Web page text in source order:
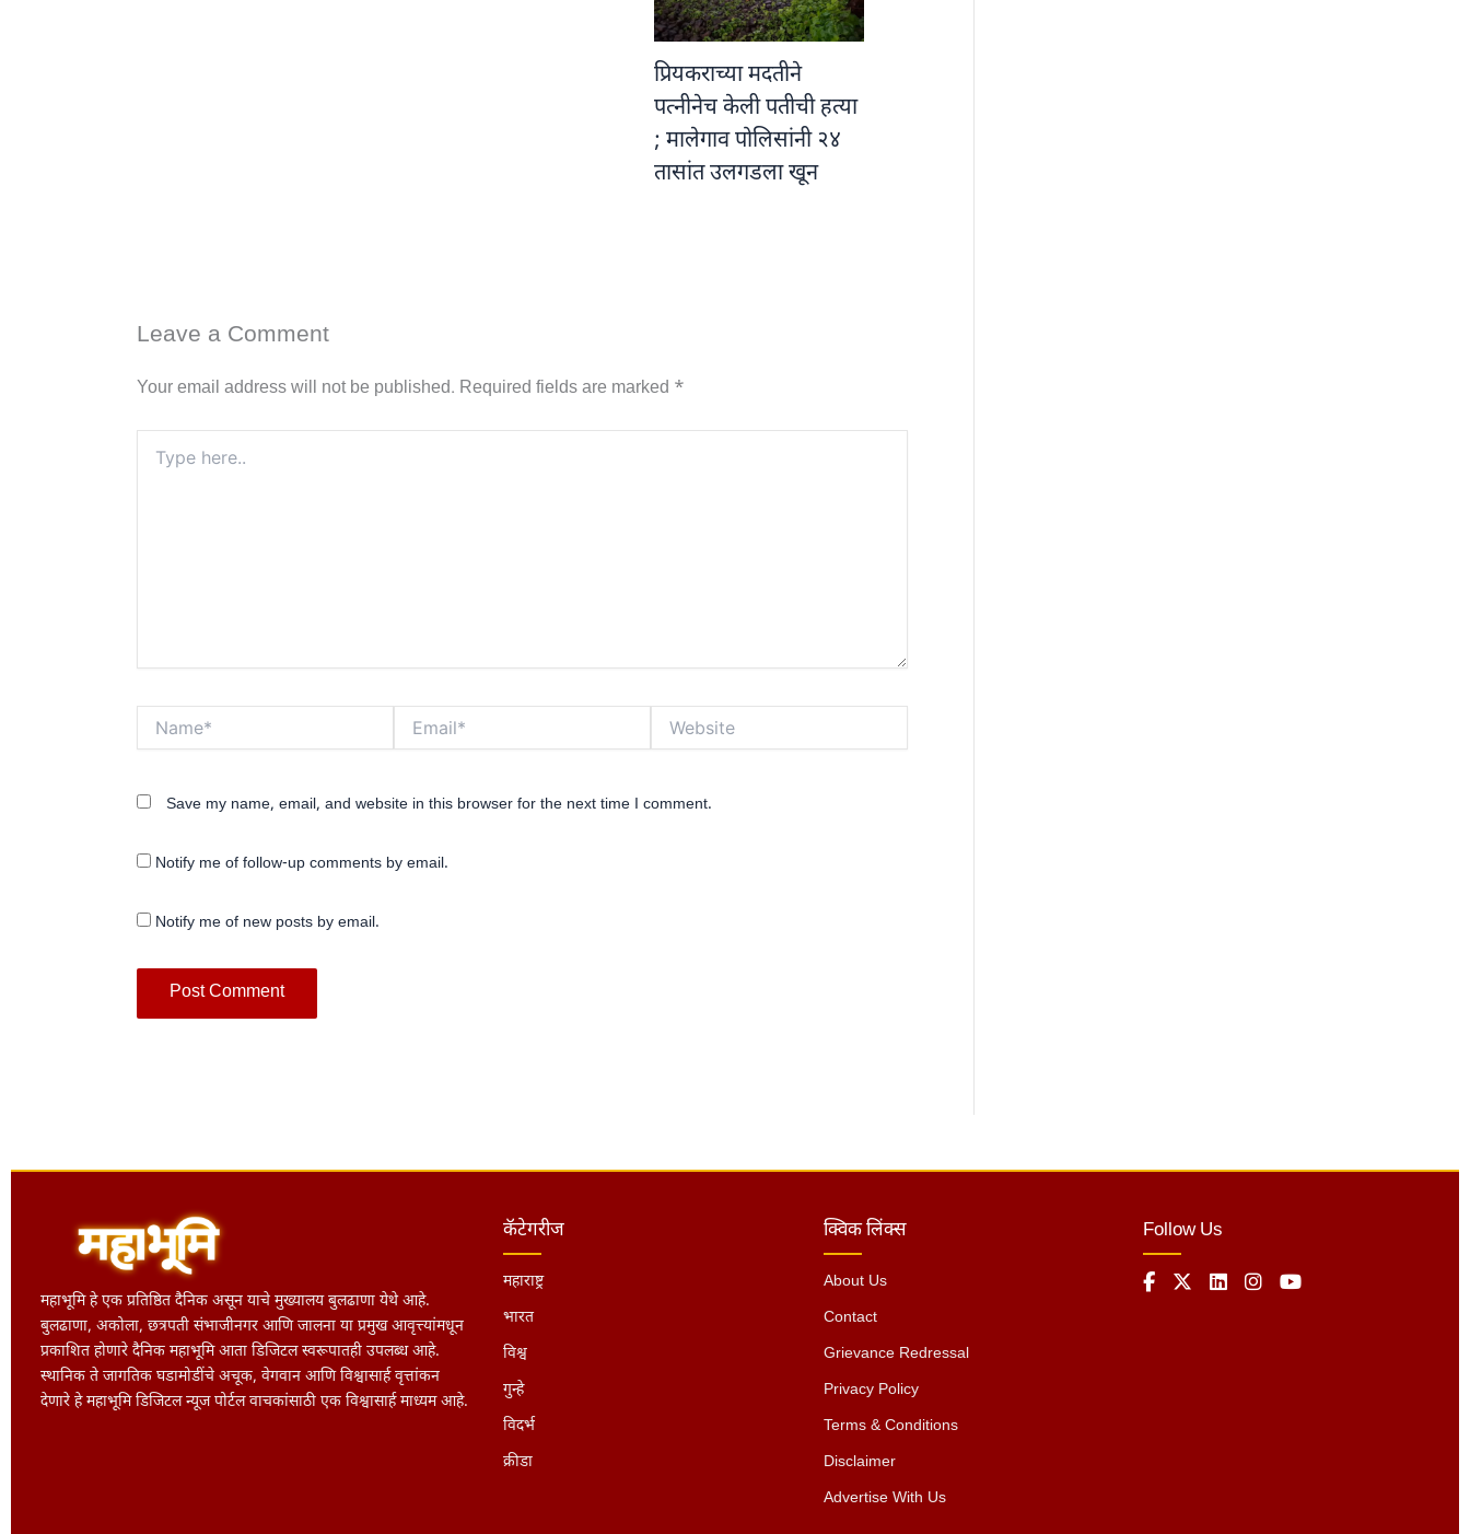
प्रियकराच्या मदतीने
पत्नीनेच केली पतीची हत्या
; मालेगाव पोलिसांनी २४
तासांत उलगडला खून
Leave a Comment
Your email address will not be published. Required fields are marked *
here..
Save my name, email, and website in this browser for the next time I comment.
Notify me of follow-up comments by email.
Notify me of new posts by email.
महाभूमि हे एक प्रतिष्ठित दैनिक असून याचे मुख्यालय बुलढाणा येथे आहे.
बुलढाणा, अकोला, छत्रपती संभाजीनगर आणि जालना या प्रमुख आवृत्त्यांमधून
प्रकाशित होणारे दैनिक महाभूमि आता डिजिटल स्वरूपातही उपलब्ध आहे.
स्थानिक ते जागतिक घडामोडींचे अचूक, वेगवान आणि विश्वासार्ह वृत्तांकन
देणारे हे महाभूमि डिजिटल न्यूज पोर्टल वाचकांसाठी एक विश्वासार्ह माध्यम आहे.
कॅटेगरीज
महाराष्ट्र
भारत
विश्व
गुन्हे
विदर्भ
क्रीडा
क्विक लिंक्स
About Us
Contact
Grievance Redressal
Privacy Policy
Terms & Conditions
Disclaimer
Advertise With Us
Follow Us